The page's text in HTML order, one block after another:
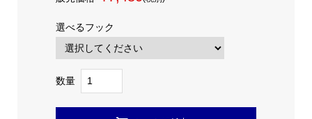
選べるフック
数量